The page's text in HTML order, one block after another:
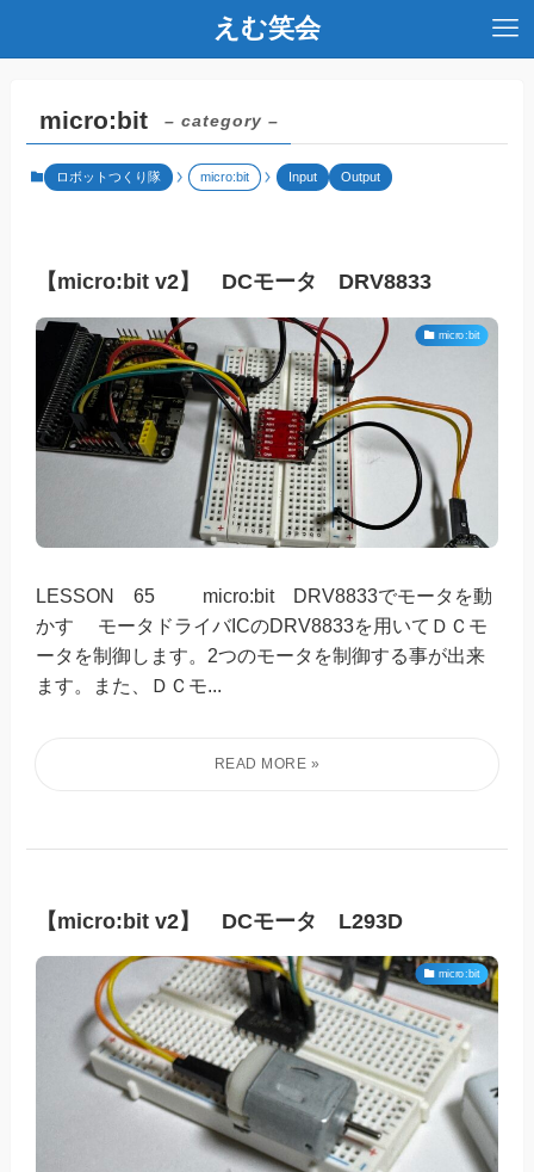
えむ笑会
micro:bit – category –
ロボットつくり隊 micro:bit Input Output
【micro:bit v2】 DCモータ DRV8833
micro:bit
LESSON 65 micro:bit DRV8833でモータを動
かす モータドライバICのDRV8833を用いてＤＣモ
ータを制御します。2つのモータを制御する事が出来
ます。また、ＤＣモ...
【micro:bit v2】 DCモータ L293D
micro:bit